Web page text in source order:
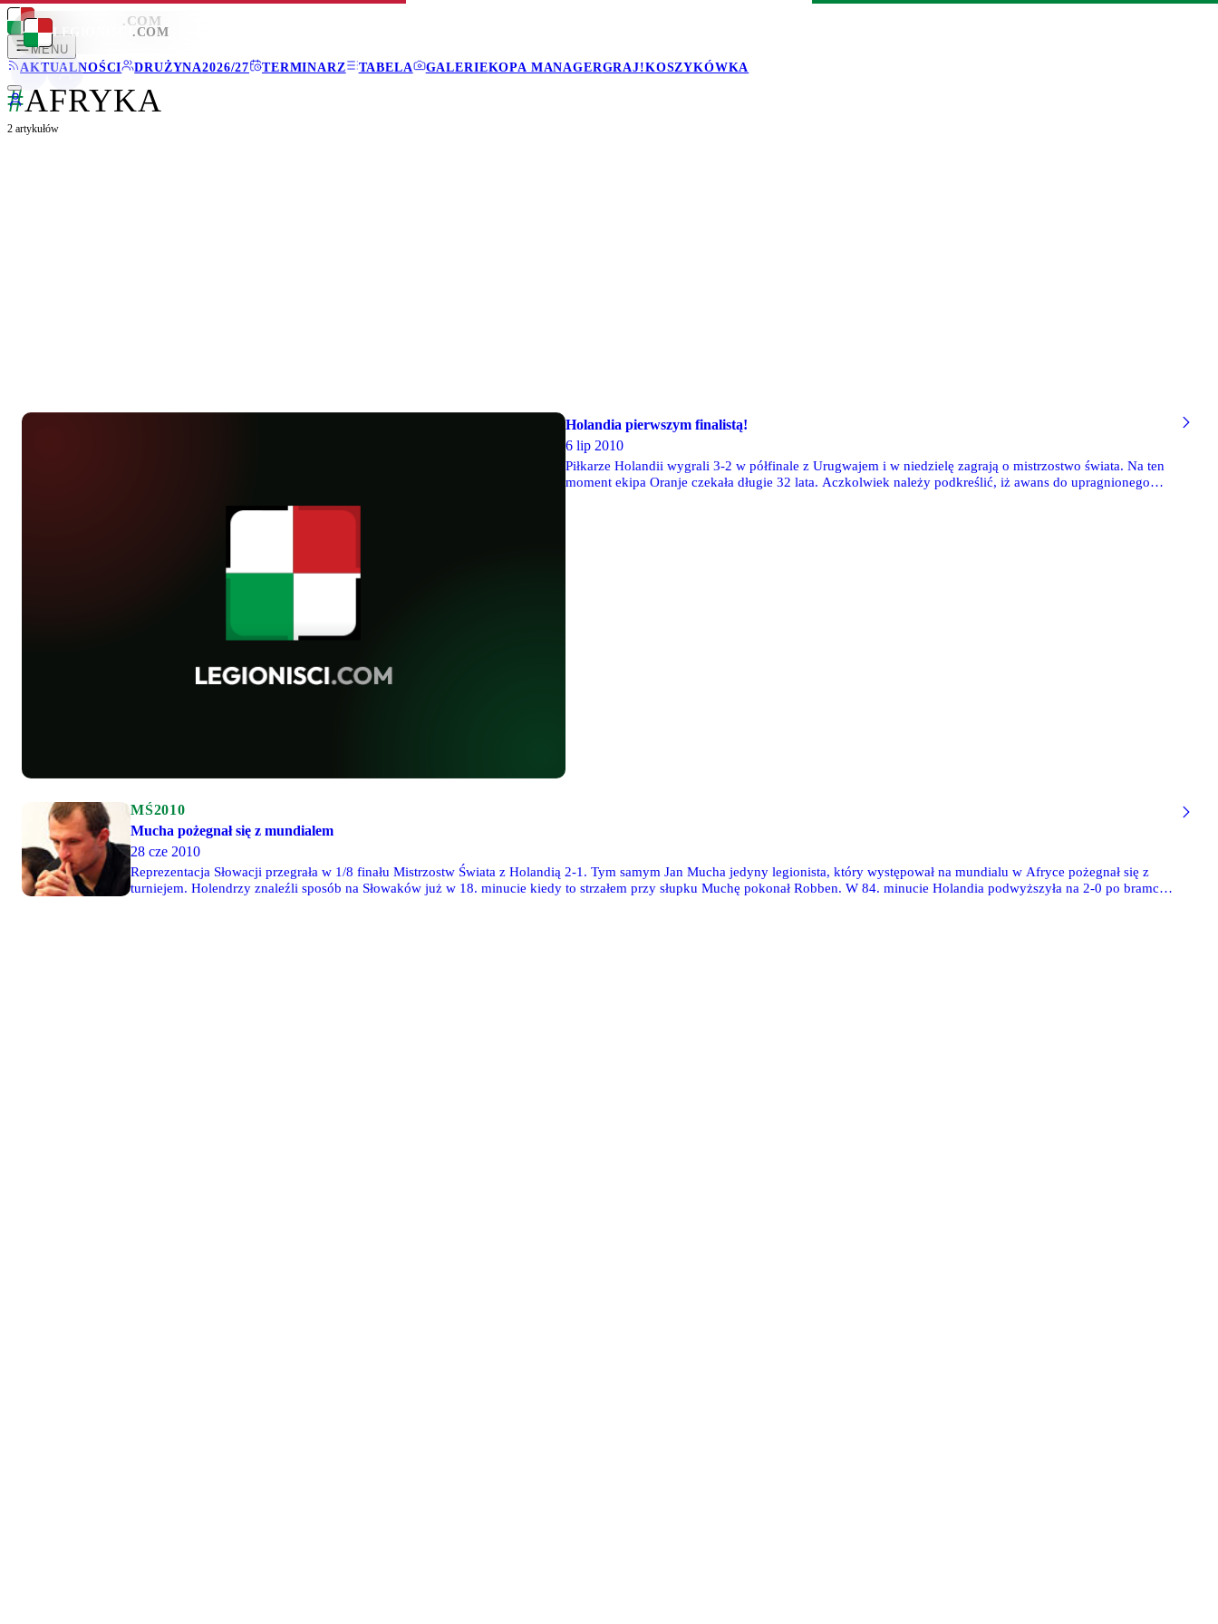
LEGIONISCI .COM
MENU
AKTUALNOŚCI
DRUŻYNA2026/27 TERMINARZ TABELA GALERIEKOPA MANAGERGRAJ!KOSZYKÓWKA
LEGIONISCI .COM
#AFRYKA
2 artykułów
Holandia pierwszym finalistą!
6 lip 2010
Piłkarze Holandii wygrali 3-2 w półfinale z Urugwajem i w niedzielę zagrają o mistrzostwo świata. Na ten
moment ekipa Oranje czekała długie 32 lata. Aczkolwiek należy podkreślić, iż awans do upragnionego
MŚ2010
Mucha pożegnał się z mundialem
28 cze 2010
Reprezentacja Słowacji przegrała w 1/8 finału Mistrzostw Świata z Holandią 2-1. Tym samym Jan Mucha jedyny legionista, który występował na mundialu w Afryce pożegnał się z
turniejem. Holendrzy znaleźli sposób na Słowaków już w 18. minucie kiedy to strzałem przy słupku Muchę pokonał Robben. W 84. minucie Holandia podwyższyła na 2-0 po bramce